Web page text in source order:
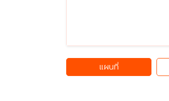
แผนที่